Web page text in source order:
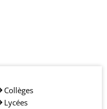
Collèges
Lycées